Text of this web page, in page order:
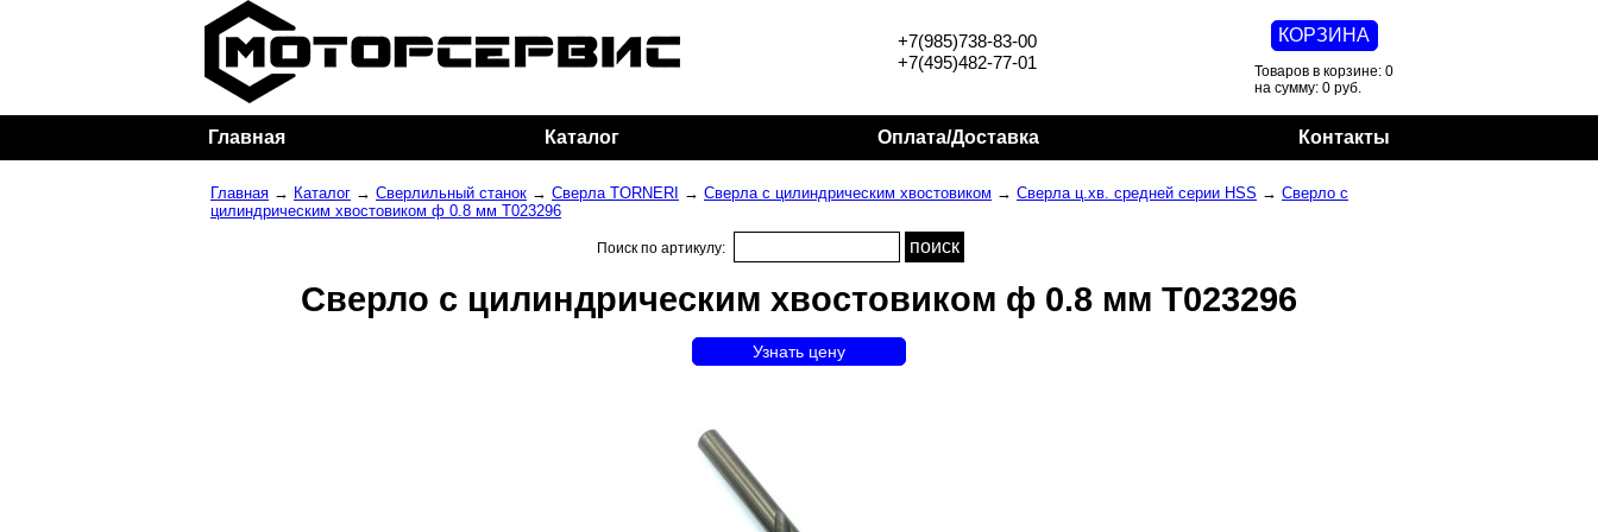
+7(985)738-83-00
+7(495)482-77-01
КОРЗИНА
Товаров в корзине: 0
на сумму: 0 руб.
Главная Каталог Оплата/Доставка Контакты
Главная → Каталог → Сверлильный станок → Сверла TORNERI → Сверла с цилиндрическим хвостовиком → Сверла ц.хв. средней серии HSS → Сверло с
цилиндрическим хвостовиком ф 0.8 мм T023296
Поиск по артикулу:
Сверло с цилиндрическим хвостовиком ф 0.8 мм T023296
Узнать цену